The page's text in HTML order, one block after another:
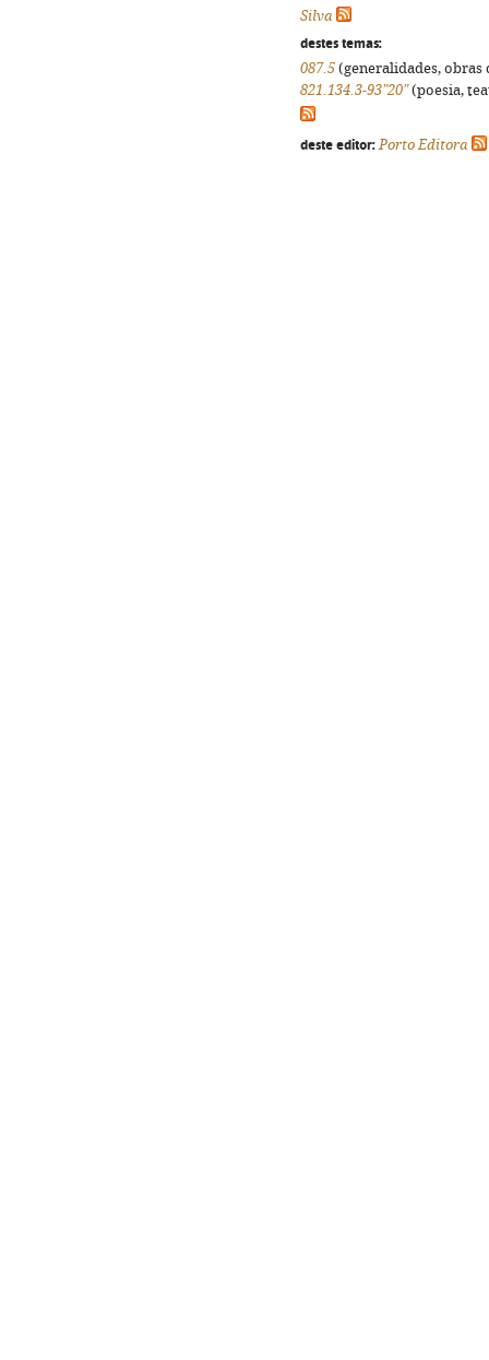
Silva
destes temas:
087.5 (generalidades,
821.134.3-93"20"(poesia,
deste editor: Porto Editora